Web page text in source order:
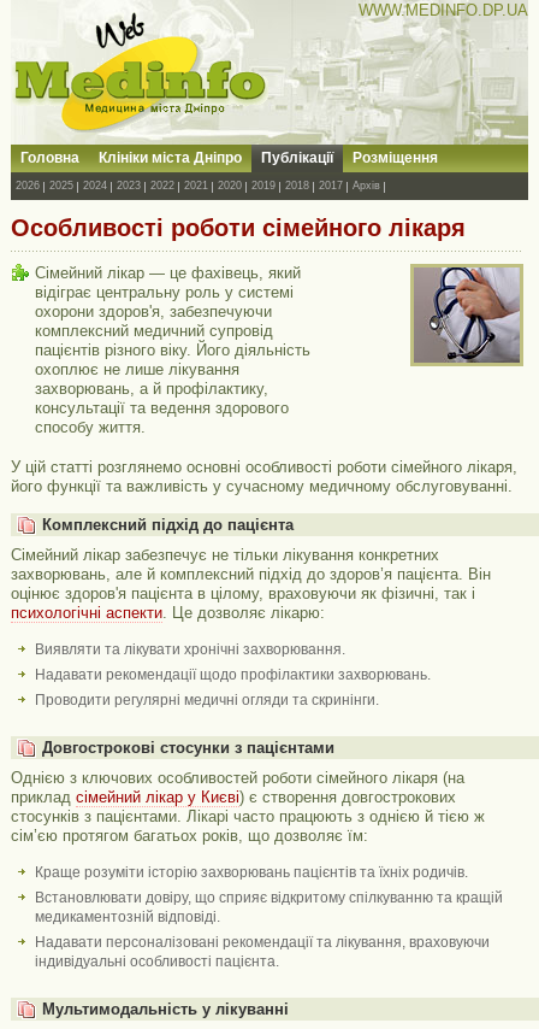
WWW.MEDINFO.DP.UA
Головна Клініки міста Дніпро Публікації Розміщення
2026 2025 2024 2023 2022 2021 2020 2019 2018 2017 Архів
Особливості роботи сімейного лікаря
Сімейний лікар — це фахівець, який
відіграє центральну роль у системі
охорони здоров'я, забезпечуючи
комплексний медичний супровід
пацієнтів різного віку. Його діяльність
охоплює не лише лікування
захворювань, а й профілактику,
консультації та ведення здорового
способу життя.
У цій статті розглянемо основні особливості роботи сімейного лікаря,
його функції та важливість у сучасному медичному обслуговуванні.
Комплексний підхід до пацієнта
Сімейний лікар забезпечує не тільки лікування конкретних
захворювань, але й комплексний підхід до здоров’я пацієнта. Він
оцінює здоров'я пацієнта в цілому, враховуючи як фізичні, так і
психологічні аспекти. Це дозволяє лікарю:
Виявляти та лікувати хронічні захворювання.
Надавати рекомендації щодо профілактики захворювань.
Проводити регулярні медичні огляди та скринінги.
Довгострокові стосунки з пацієнтами
Однією з ключових особливостей роботи сімейного лікаря (на
приклад сімейний лікар у Києві) є створення довгострокових
стосунків з пацієнтами. Лікарі часто працюють з однією й тією ж
сім’єю протягом багатьох років, що дозволяє їм:
Краще розуміти історію захворювань пацієнтів та їхніх родичів.
Встановлювати довіру, що сприяє відкритому спілкуванню та кращій
медикаментозній відповіді.
Надавати персоналізовані рекомендації та лікування, враховуючи
індивідуальні особливості пацієнта.
Мультимодальність у лікуванні